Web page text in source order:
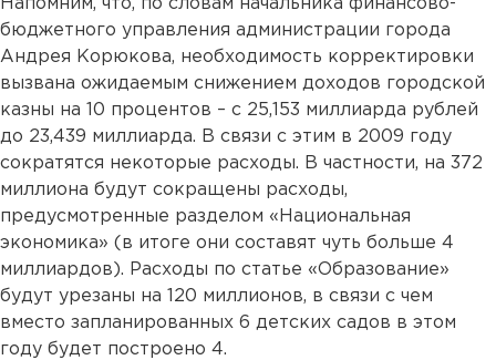
Напомним, что, по словам начальника финансово-
бюджетного управления администрации города
Андрея Корюкова, необходимость корректировки
вызвана ожидаемым снижением доходов городской
казны на 10 процентов – с 25,153 миллиарда рублей
до 23,439 миллиарда. В связи с этим в 2009 году
сократятся некоторые расходы. В частности, на 372
миллиона будут сокращены расходы,
предусмотренные разделом «Национальная
экономика» (в итоге они составят чуть больше 4
миллиардов). Расходы по статье «Образование»
будут урезаны на 120 миллионов, в связи с чем
вместо запланированных 6 детских садов в этом
году будет построено 4.